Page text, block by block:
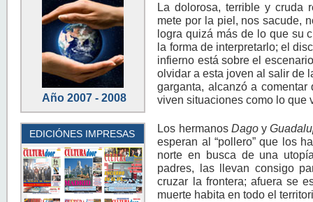
Año 2007 - 2008
EDICIÓNES IMPRESAS
La dolorosa, terrible y cruda
mete por la piel, nos sacude,
logra quizá más de lo que su
la forma de interpretarlo; el
infierno está sobre el
olvidar a esta joven al salir de
garganta, alcanzó a
viven situaciones como lo que
Los hermanos Dagoy
esperan al “pollero” que los
norte en busca de una
padres, las llevan consigo
cruzar la frontera; afuera se
muerte habita en todo el